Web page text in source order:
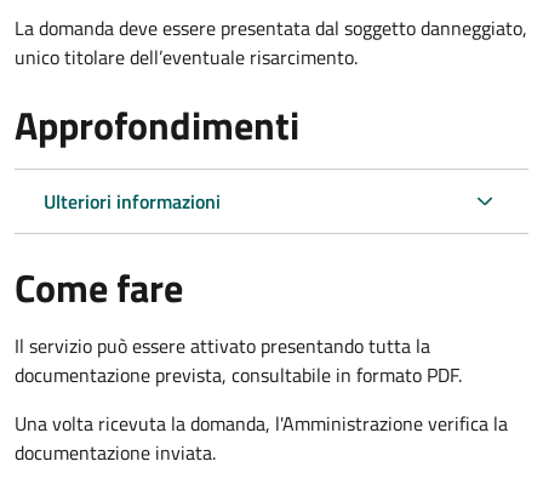
La domanda deve essere presentata dal soggetto danneggiato,
unico titolare dell’eventuale risarcimento.
Approfondimenti
Ulteriori informazioni
Come fare
Il servizio può essere attivato presentando tutta la
documentazione prevista, consultabile in formato PDF.
Una volta ricevuta la domanda, l'Amministrazione verifica la
documentazione inviata.